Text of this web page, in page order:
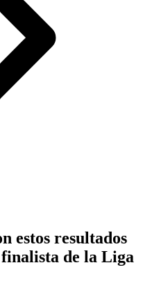
estos resultados
de la Liga